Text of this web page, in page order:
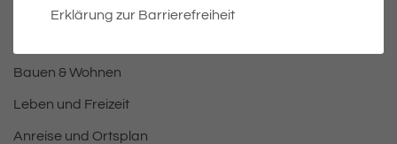
Öffnungszeiten Rathaus
Bauen & Wohnen
Leben und Freizeit
Anreise und Ortsplan
Erklärung zur Barrierefreiheit